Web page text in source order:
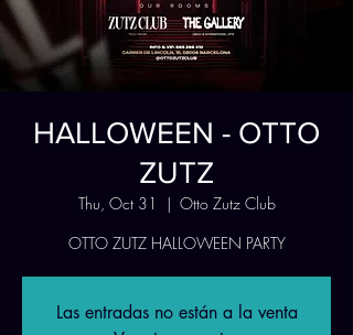
HALLOWEEN - OTTO
ZUTZ
Thu, Oct 31
  |
Otto Zutz Club
OTTO ZUTZ HALLOWEEN PARTY
Las entradas no están a la venta